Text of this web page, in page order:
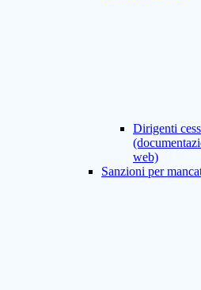
Dirigenti
web)
Sanzioni per